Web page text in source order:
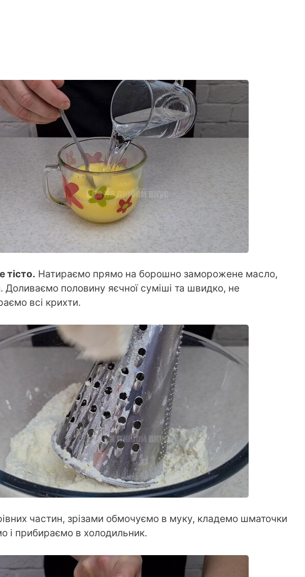
тісто. Натираємо прямо на борошно заморожене масло,
Доливаємо половину яєчної суміші та швидко, не
всі крихти.
частин, зрізами обмочуємо в муку, кладемо шматочки
і прибираємо в холодильник.